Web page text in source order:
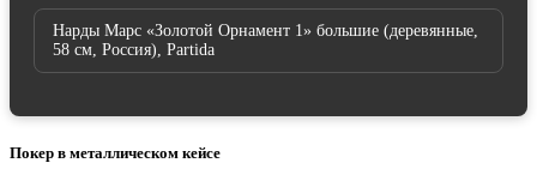
Нарды Марс «Золотой Орнамент 1» большие (деревянные,
58 см, Россия), Partida
Покер в металлическом кейсе